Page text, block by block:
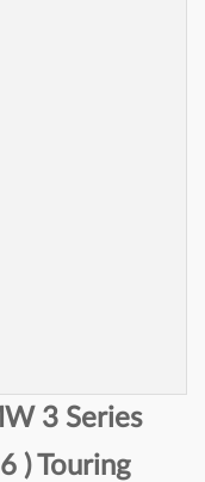
3 Series
) Touring